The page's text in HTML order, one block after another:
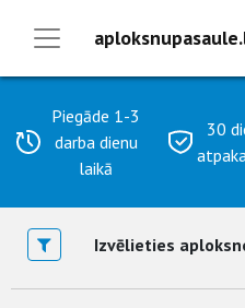
Piegāde 1-3
darba dienu
laikā
30
Izvēlieties